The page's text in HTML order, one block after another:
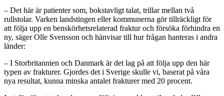
– Det här är patienter som, bokstavligt talat, trillar mellan två
rullstolar. Varken landstingen eller kommunerna gör tillräckligt för
att följa upp en benskörhetsrelaterad fraktur och försöka förhindra en
ny, säger Olle Svensson och hänvisar till hur frågan hanteras i andra
länder:
– I Storbritannien och Danmark är det lag på att följa upp den här
typen av frakturer. Gjordes det i Sverige skulle vi, baserat på våra
nya resultat, kunna minska antalet frakturer med 20 procent.